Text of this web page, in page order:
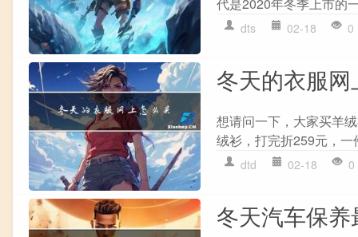
dts 02-18 0
冬天的衣服
想请问一下，大家买羊
绒衫，打完折259元，
dtd 02-18 0
冬天汽车保